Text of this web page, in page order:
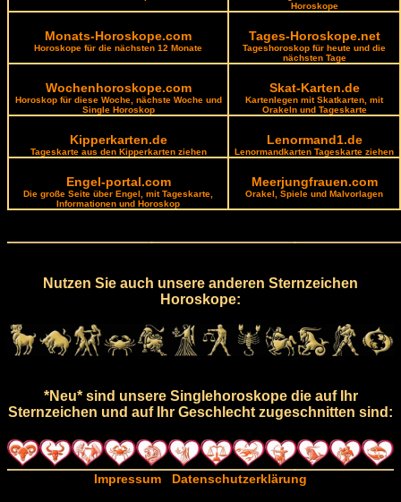
Horoskope
Monats-Horoskope.com
Horoskope für die nächsten 12 Monate
Tages-Horoskope.net
Tageshoroskop für heute und die
nächsten Tage
Wochenhoroskope.com
Horoskop für diese Woche, nächste Woche und
Single Horoskop
Skat-Karten.de
Kartenlegen mit Skatkarten, mit
Orakeln und Tageskarte
Kipperkarten.de
Tageskarte aus den Kipperkarten ziehen
Lenormand1.de
Lenormandkarten Tageskarte ziehen
Engel-portal.com
Die große Seite über Engel, mit Tageskarte,
Informationen und Horoskop
Meerjungfrauen.com
Orakel, Spiele und Malvorlagen
Nutzen Sie auch unsere anderen Sternzeichen
Horoskope:
*Neu* sind unsere Singlehoroskope die auf Ihr
Sternzeichen und auf Ihr Geschlecht zugeschnitten sind:
Impressum Datenschutzerklärung